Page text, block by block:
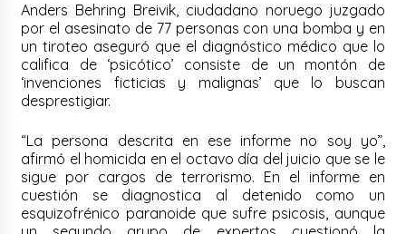
Anders Behring Breivik, ciudadano noruego juzgado
por el asesinato de 77 personas con una bomba y en
un tiroteo aseguró que el diagnóstico médico que lo
califica de ‘psicótico’ consiste de un montón de
‘invenciones ficticias y malignas’ que lo buscan
desprestigiar.
“La persona descrita en ese informe no soy yo”,
afirmó el homicida en el octavo día del juicio que se le
sigue por cargos de terrorismo. En el informe en
cuestión se diagnostica al detenido como un
esquizofrénico paranoide que sufre psicosis, aunque